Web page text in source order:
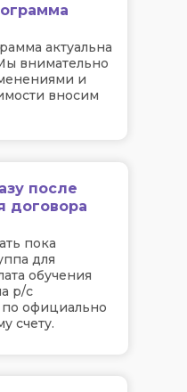
после
договора
актуальна
внимательно
и
вносим
пока
для
обучения
р/с
официально
счету.